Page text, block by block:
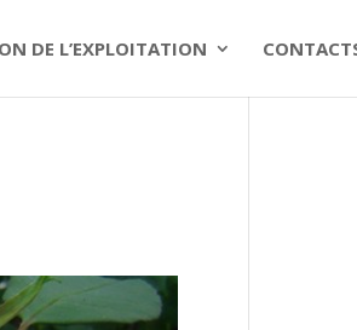
DE L’EXPLOITATION